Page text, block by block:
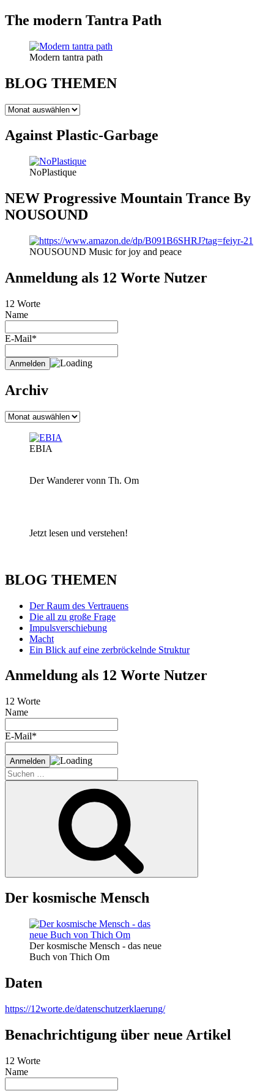
The modern Tantra Path
Modern tantra path
BLOG THEMEN
BLOG
Against Plastic-Garbage
NoPlastique
NEW Progressive Mountain Trance By
NOUSOUND
NOUSOUND Music for joy and peace
Anmeldung als 12 Worte Nutzer
12 Worte
Name
E-Mail*
Archiv
Archiv
EBIA
Der Wanderer vonn Th. Om
Jetzt lesen und verstehen!
BLOG THEMEN
Der Raum des Vertrauens
Die all zu große Frage
Impulsverschiebung
Macht
Ein Blick auf eine zerbröckelnde Struktur
Anmeldung als 12 Worte Nutzer
12 Worte
Name
E-Mail*
Suche
nach:
Der kosmische Mensch
Der kosmische Mensch - das neue
Buch von Thich Om
Daten
https://12worte.de/datenschutzerklaerung/
Benachrichtigung über neue Artikel
12 Worte
Name